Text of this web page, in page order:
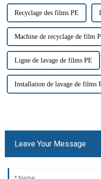
Recyclage des films PE
Machine de recyclage de film
Ligne de lavage de films PE
Installation de lavage de films
Leave Your Message